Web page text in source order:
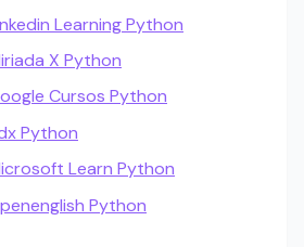
Learning Python
X Python
Cursos Python
Python
Learn Python
Python